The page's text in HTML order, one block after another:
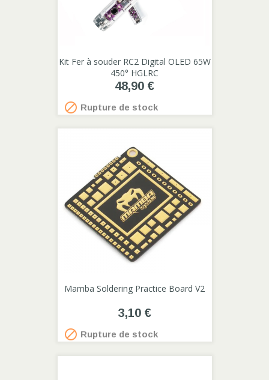
Kit Fer à souder RC2 Digital OLED 65W
450° HGLRC
48,90 €
 Rupture de stock
Mamba Soldering Practice Board V2
3,10 €
 Rupture de stock